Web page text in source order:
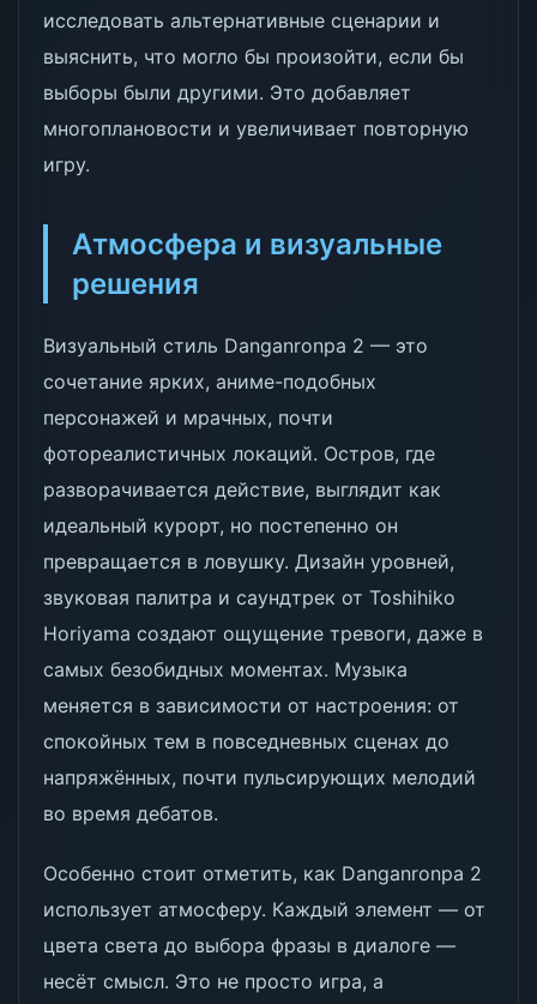
исследовать альтернативные сценарии и
выяснить, что могло бы произойти, если бы
выборы были другими. Это добавляет
многоплановости и увеличивает повторную
игру.
Атмосфера и визуальные
решения
Визуальный стиль Danganronpa 2 — это
сочетание ярких, аниме-подобных
персонажей и мрачных, почти
фотореалистичных локаций. Остров, где
разворачивается действие, выглядит как
идеальный курорт, но постепенно он
превращается в ловушку. Дизайн уровней,
звуковая палитра и саундтрек от Toshihiko
Horiyama создают ощущение тревоги, даже в
самых безобидных моментах. Музыка
меняется в зависимости от настроения: от
спокойных тем в повседневных сценах до
напряжённых, почти пульсирующих мелодий
во время дебатов.
Особенно стоит отметить, как Danganronpa 2
использует атмосферу. Каждый элемент — от
цвета света до выбора фразы в диалоге —
несёт смысл. Это не просто игра, а